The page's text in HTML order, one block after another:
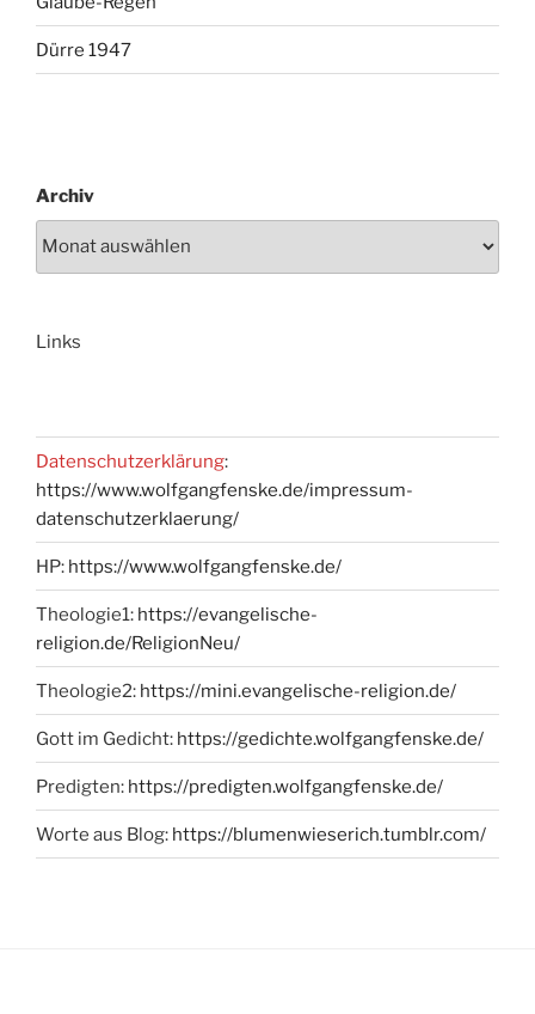
Dürre 1947
Archiv
Links
Datenschutzerklärung:
https://www.wolfgangfenske.de/impressum-
datenschutzerklaerung/
HP: https://www.wolfgangfenske.de/
Theologie1: https://evangelische-
religion.de/ReligionNeu/
Theologie2: https://mini.evangelische-religion.de/
Gott im Gedicht: https://gedichte.wolfgangfenske.de/
Predigten: https://predigten.wolfgangfenske.de/
Worte aus Blog: https://blumenwieserich.tumblr.com/